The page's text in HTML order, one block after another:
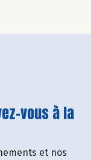
vous à la
et nos